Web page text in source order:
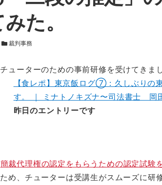
た。
カテゴリー
裁判事務
ューターのための事前研修を受けてきまし
【食レポ】東京飯ログ⑦：久しぶりの
す。 ｜ ミナトノキズナ〜司法書士 岡
昨日のエントリーです
簡裁代理権の認定をもらうための認定試験
め、チューターは受講生がスムーズに研